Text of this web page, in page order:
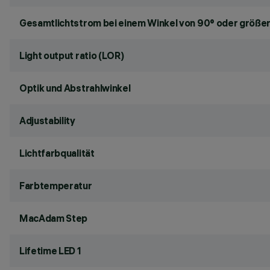
Gesamtlichtstrom bei einem Winkel von 90° oder
Light output ratio (LOR)
Optik und Abstrahlwinkel
Adjustability
Lichtfarbqualität
Farbtemperatur
MacAdam Step
Lifetime LED 1